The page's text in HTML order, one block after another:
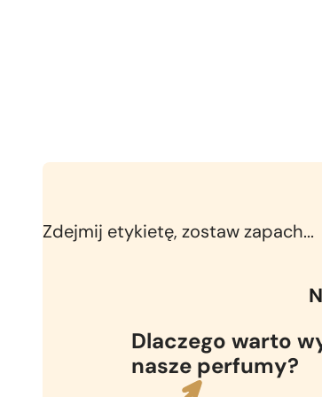
Zdejmij etykietę, zostaw zapach...
Dlaczego warto
nasze perfumy?